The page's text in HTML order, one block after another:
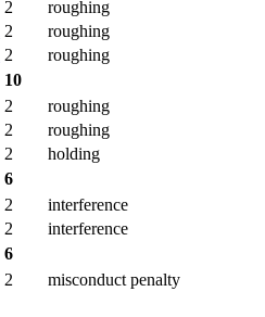
2
roughing
2
roughing
2
roughing
10
2
roughing
2
roughing
2
holding
6
2
interference
2
interference
6
2 misconduct penalty